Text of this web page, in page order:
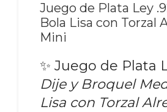
Juego de Plata Ley
Bola Lisa con Torzal
Mini
✨ Juego de Plata
Dije y Broquel
Lisa con Torzal